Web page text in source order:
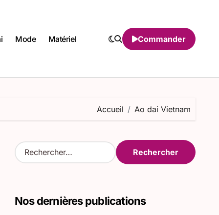
Mode Matériel Commander
Accueil Ao dai Vietnam
R
e
rNos dernières publications